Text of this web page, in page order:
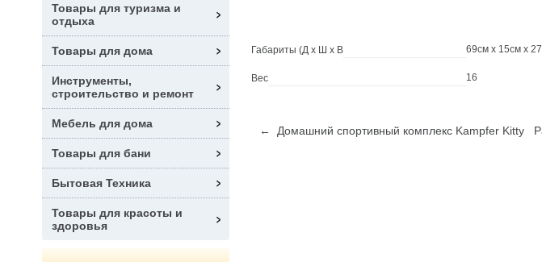
Габариты (Д х Ш х В 69см x 15см x
Вес 16
← Домашний спортивный комплекс Kampfer Kitty
Товары для туризма и
отдыха
Товары для дома
Инструменты,
строительство и ремонт
Мебель для дома
Товары для бани
Бытовая Техника
Товары для красоты и
здоровья